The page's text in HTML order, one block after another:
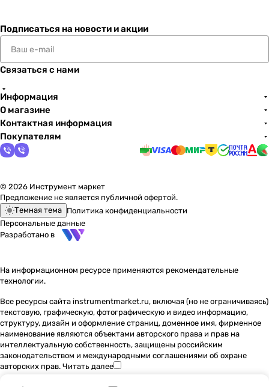
Подписаться на новости и акции
Связаться с нами
Информация
О магазине
Контактная информация
Покупателям
© 2026 Инструмент маркет
Предложение не является публичной офертой.
Темная тема Политика конфиденциальности
Персональные данные
Разработано в
На информационном ресурсе применяются рекомендательные
технологии.
Все ресурсы сайта instrumentmarket.ru, включая (но не ограничиваясь)
текстовую, графическую, фотографическую и видео информацию,
структуру, дизайн и оформление страниц, доменное имя, фирменное
наименование являются объектами авторского права и прав на
интеллектуальную собственность, защищены российским
законодательством и международными соглашениями об охране
авторских прав. Читать далее